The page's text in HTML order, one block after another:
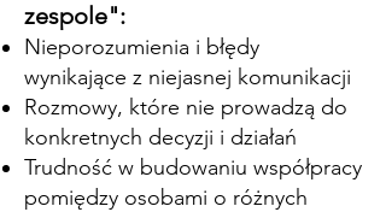
zespole":
Nieporozumienia i błędy
wynikające z niejasnej komunikacji
Rozmowy, które nie prowadzą do
konkretnych decyzji i działań
Trudność w budowaniu współpracy
pomiędzy osobami o różnych